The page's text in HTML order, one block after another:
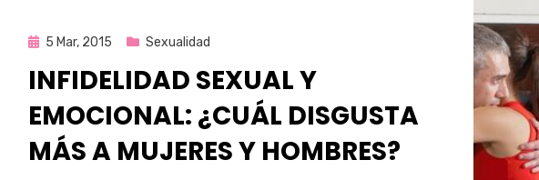
Publicada
5 Mar, 2015 Sexualidad
INFIDELIDAD SEXUAL Y
EMOCIONAL: ¿CUÁL DISGUSTA
MÁS A MUJERES Y HOMBRES?